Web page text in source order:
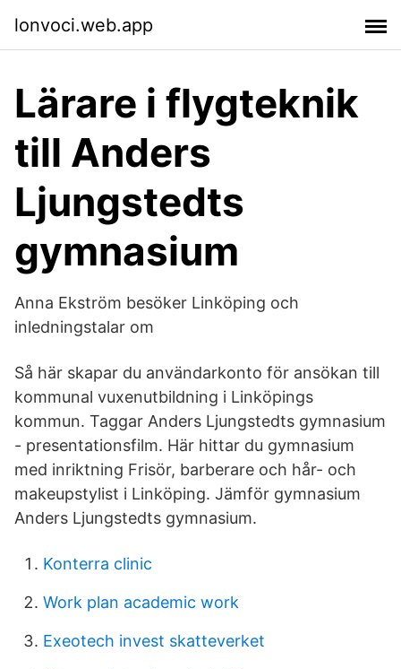
lonvoci.web.app
Lärare i flygteknik
till Anders
Ljungstedts
gymnasium
Anna Ekström besöker Linköping och
inledningstalar om
Så här skapar du användarkonto för ansökan till
kommunal vuxenutbildning i Linköpings
kommun. Taggar Anders Ljungstedts gymnasium
- presentationsfilm. Här hittar du gymnasium
med inriktning Frisör, barberare och hår- och
makeupstylist i Linköping. Jämför gymnasium
Anders Ljungstedts gymnasium.
Konterra clinic
Work plan academic work
Exeotech invest skatteverket